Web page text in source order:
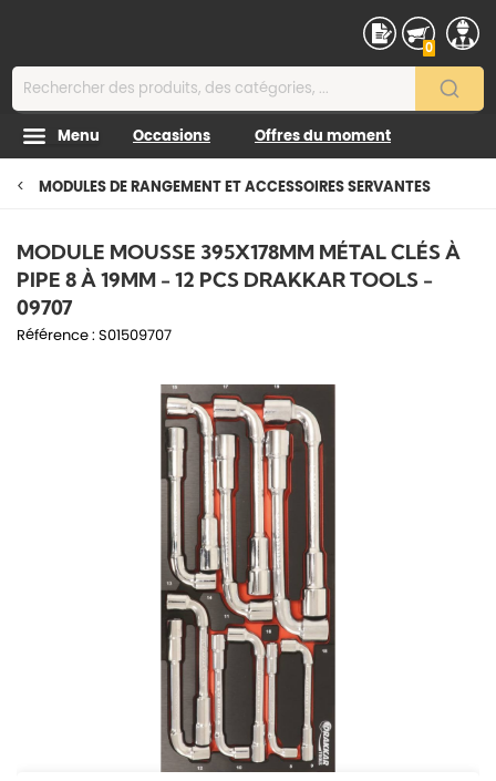
0
Menu Occasions Offres du moment
MODULES DE RANGEMENT ET ACCESSOIRES SERVANTES
MODULE MOUSSE 395X178MM MÉTAL CLÉS À
PIPE 8 À 19MM - 12 PCS DRAKKAR TOOLS -
09707
Référence : S01509707